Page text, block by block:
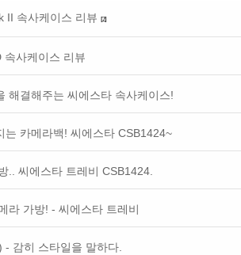
II 속사케이스 리뷰 [2]
속사케이스 리뷰
해결해주는 씨에스타 속사케이스!
는 카메라백! 씨에스타 CSB1424~
.. 씨에스타 트레비 CSB1424.
라 가방! - 씨에스타 트레비
- 감히 스타일을 말하다.